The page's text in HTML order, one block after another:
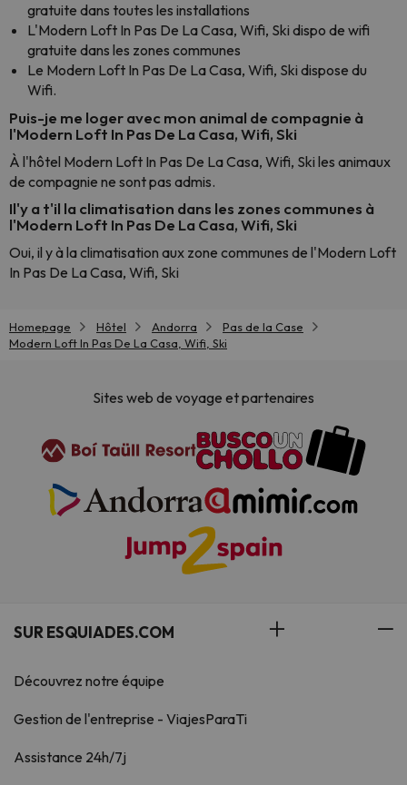
gratuite dans toutes les installations
L'Modern Loft In Pas De La Casa, Wifi, Ski dispo de wifi
gratuite dans les zones communes
Le Modern Loft In Pas De La Casa, Wifi, Ski dispose du
Wifi.
Puis-je me loger avec mon animal de compagnie à
l'Modern Loft In Pas De La Casa, Wifi, Ski
À l'hôtel Modern Loft In Pas De La Casa, Wifi, Ski les animaux
de compagnie ne sont pas admis.
Il'y a t'il la climatisation dans les zones communes à
l'Modern Loft In Pas De La Casa, Wifi, Ski
Oui, il y à la climatisation aux zone communes de l'Modern Loft
In Pas De La Casa, Wifi, Ski
Homepage Hôtel Andorra
Pas de la Case
Modern Loft In Pas De La Casa, Wifi, Ski
Sites web de voyage et partenaires
SUR ESQUIADES.COM
Découvrez notre équipe
Gestion de l'entreprise - ViajesParaTi
Assistance 24h/7j